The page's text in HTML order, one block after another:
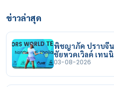
ข่าวล่าสุด
พิชญาภัค ปราบจีน
ชัยหวดเวิลด์ เทน
03-08-2026